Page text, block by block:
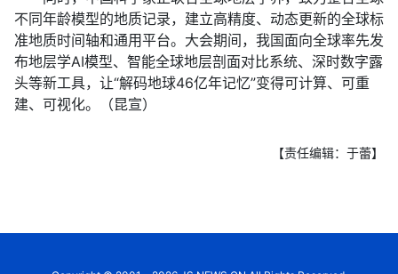
不同年龄模型的地质记录，建立高精度、动态更新的全球标
准地质时间轴和通用平台。大会期间，我国面向全球率先发
布地层学AI模型、智能全球地层剖面对比系统、深时数字露
头等新工具，让“解码地球46亿年记忆”变得可计算、可重
建、可视化。（昆宣）
【责任编辑：于蕾】